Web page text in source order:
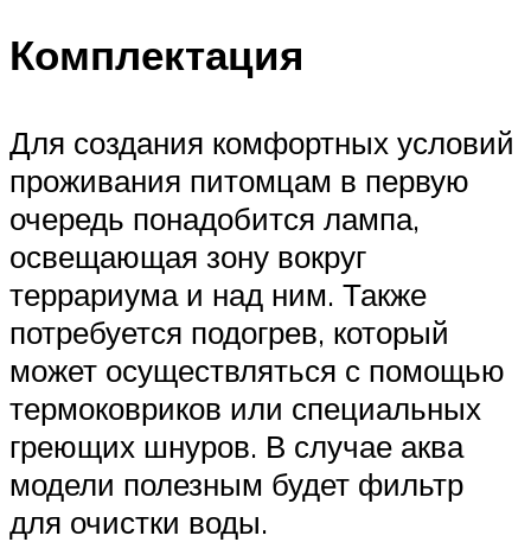
Комплектация
Для создания комфортных условий
проживания питомцам в первую
очередь понадобится лампа,
освещающая зону вокруг
террариума и над ним. Также
потребуется подогрев, который
может осуществляться с помощью
термоковриков или специальных
греющих шнуров. В случае аква
модели полезным будет фильтр
для очистки воды.